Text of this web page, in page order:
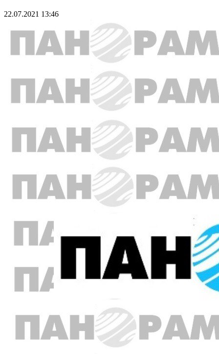
22.07.2021 13:46